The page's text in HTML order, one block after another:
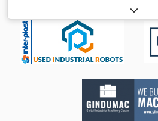
2AA00, brukt, normale bruksspor,
levering i henhold til bilder.